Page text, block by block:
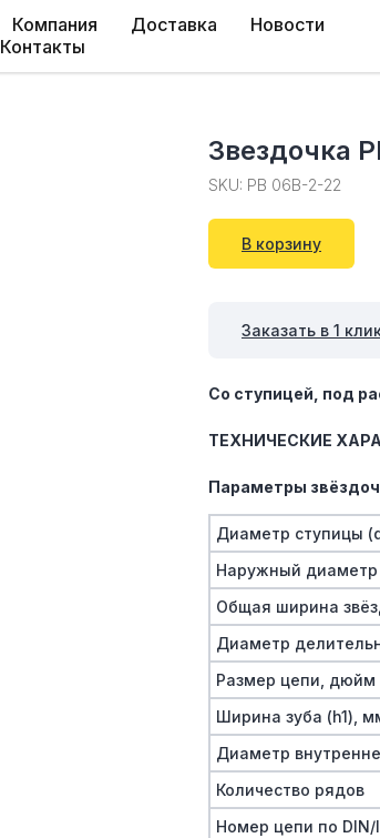
Компания Доставка
Новости
Контакты
Звездочка
SKU: PB 06B-2-22
В корзину
Заказать в 1
Со ступицей, под
ТЕХНИЧЕСКИЕ
Параметры
Диаметр ступицы
Наружный диаметр
Общая ширина
Диаметр
Размер цепи, дюйм
Ширина зуба (h1),
Диаметр
Количество рядов
Номер цепи по DIN/